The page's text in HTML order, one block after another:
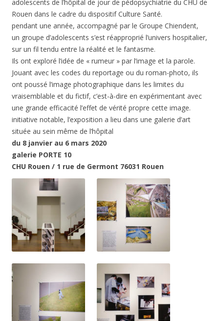
adolescents de l’hôpital de jour de pédopsychiatrie du CHU de
Rouen dans le cadre du dispositif Culture Santé.
pendant une année, accompagné par le Groupe Chiendent,
un groupe d’adolescents s’est réapproprié l’univers hospitalier,
sur un fil tendu entre la réalité et le fantasme.
Ils ont exploré l’idée de « rumeur » par l’image et la parole.
Jouant avec les codes du reportage ou du roman-photo, ils
ont poussé l’image photographique dans les limites du
vraisemblable et du fictif, c’est-à-dire en expérimentant avec
une grande efficacité l’effet de vérité propre cette image.
initiative notable, l’exposition a lieu dans une galerie d’art
située au sein même de l’hôpital
du 8 janvier au 6 mars 2020
galerie PORTE 10
CHU Rouen / 1 rue de Germont 76031 Rouen